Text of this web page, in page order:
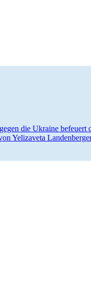
die Ukraine befeuert
Yelizaveta